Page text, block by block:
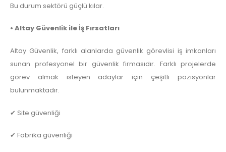
Bu durum sektörü güçlü kılar.
• Altay Güvenlik ile İş Fırsatları
Altay Güvenlik, farklı alanlarda güvenlik görevlisi iş imkanları
sunan profesyonel bir güvenlik firmasıdır. Farklı projelerde
görev almak isteyen adaylar için çeşitli pozisyonlar
bulunmaktadır.
✔ Site güvenliği
✔ Fabrika güvenliği